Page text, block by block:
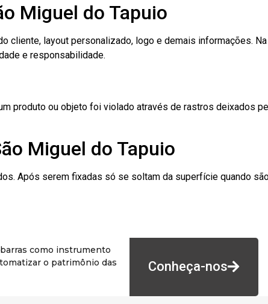
Miguel do Tapuio
layout personalizado, logo e demais informações.
e responsabilidade.
produto ou objeto foi violado através de rastros deixados
Miguel do Tapuio
Após serem fixadas só se soltam da superfície quando
como instrumento
o patrimônio das
Conheça-nos